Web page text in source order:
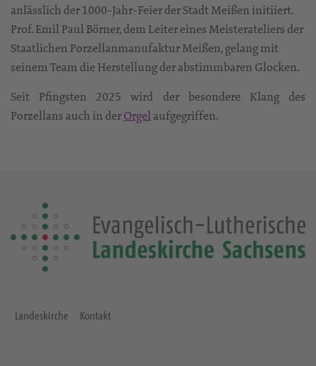
anlässlich der 1000-Jahr-Feier der Stadt Meißen initiiert.
Prof. Emil Paul Börner, dem Leiter eines Meisterateliers der
Staatlichen Porzellanmanufaktur Meißen, gelang mit
seinem Team die Herstellung der abstimmbaren Glocken.
Seit Pfingsten 2025 wird der besondere Klang des
Porzellans auch in derOrgelaufgegriffen.
Landeskirche Kontakt